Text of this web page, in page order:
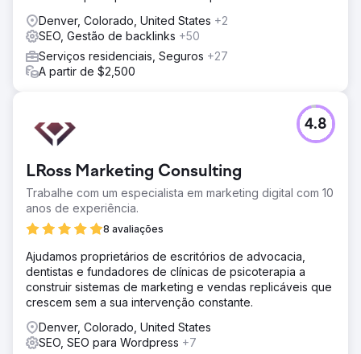
Denver, Colorado, United States +2
SEO, Gestão de backlinks +50
Serviços residenciais, Seguros +27
A partir de $2,500
LRoss Marketing Consulting
Trabalhe com um especialista em marketing digital com 10
anos de experiência.
8 avaliações
4.8
Ajudamos proprietários de escritórios de advocacia,
dentistas e fundadores de clínicas de psicoterapia a
construir sistemas de marketing e vendas replicáveis que
crescem sem a sua intervenção constante.
Denver, Colorado, United States
SEO, SEO para Wordpress +7